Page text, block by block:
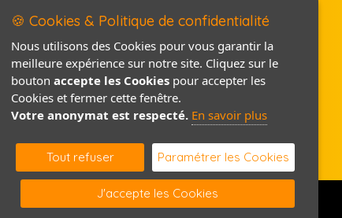
Mentions légales
Politique de confidentialité
Contact / Plan
🍪 Cookies & Politique de confidentialité
Nous utilisons des Cookies pour vous garantir la
meilleure expérience sur notre site. Cliquez sur le
bouton accepte les Cookies pour accepter les
Cookies et fermer cette fenêtre.
Votre anonymat est respecté. En savoir plus
Tout refuser Paramétrer les Cookies
J'accepte les Cookies